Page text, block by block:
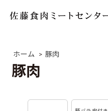
ホーム > 豚肉
豚肉